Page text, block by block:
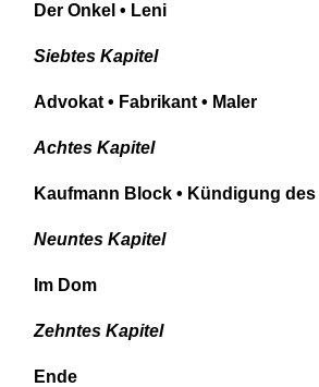
Der Onkel • Leni
Siebtes Kapitel
Advokat • Fabrikant • Maler
Achtes Kapitel
Kaufmann Block • Kündigung
Neuntes Kapitel
Im Dom
Zehntes Kapitel
Ende